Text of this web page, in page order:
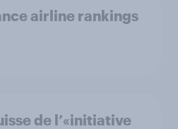
airline rankings
de l’«initiative